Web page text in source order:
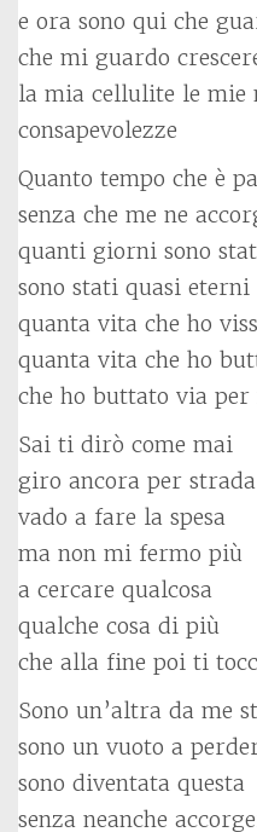
e ora sono qui che
che mi guardo
la mia cellulite le mie
consapevolezze
Quanto tempo che è
senza che me ne
quanti giorni sono
sono stati quasi eterni
quanta vita che ho
quanta vita che ho
che ho buttato via per
Sai ti dirò come mai
giro ancora per strada
vado a fare la spesa
ma non mi fermo più
a cercare qualcosa
qualche cosa di più
che alla fine poi ti
Sono un’altra da me
sono un vuoto a
sono diventata questa
senza neanche